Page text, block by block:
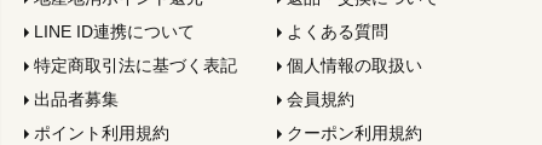
LINE ID連携について
よくある質問
特定商取引法に基づく表記
個人情報の取扱い
出品者募集
会員規約
ポイント利用規約
クーポン利用規約